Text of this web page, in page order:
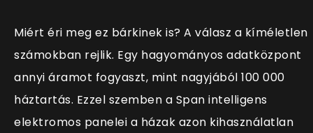
Miért éri meg ez bárkinek is? A válasz a kíméletlen
számokban rejlik. Egy hagyományos adatközpont
annyi áramot fogyaszt, mint nagyjából 100 000
háztartás. Ezzel szemben a Span intelligens
elektromos panelei a házak azon kihasználatlan